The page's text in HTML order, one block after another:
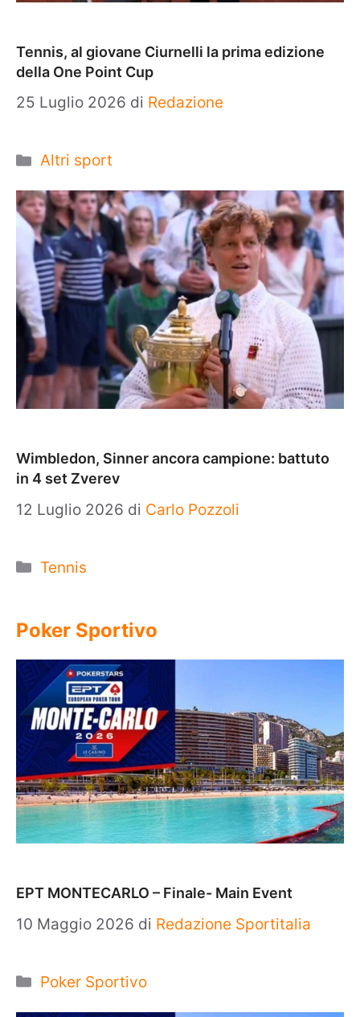
Tennis, al giovane Ciurnelli la prima edizione
della One Point Cup
25 Luglio 2026 di Redazione
Categorie
Altri sport
Wimbledon, Sinner ancora campione: battuto
in 4 set Zverev
12 Luglio 2026 di Carlo Pozzoli
Categorie
Tennis
Poker Sportivo
EPT MONTECARLO – Finale- Main Event
10 Maggio 2026 di Redazione Sportitalia
Categorie
Poker Sportivo